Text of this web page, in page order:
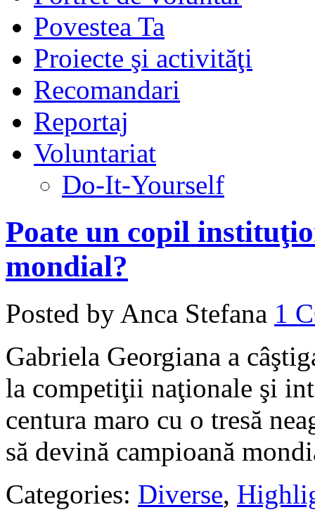
Povestea Ta
Proiecte şi activităţi
Recomandari
Reportaj
Voluntariat
Do-It-Yourself
Poate un copil
mondial?
Posted by Anca Stefana 1
Gabriela Georgiana a
la competiţii naţionale şi
centura maro cu o tresă
să devină campioană
Categories: Diverse,